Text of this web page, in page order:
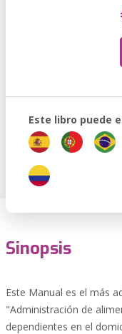
Este libro puede
Sinopsis
Este Manual es el más
"Administración de
dependientes en el